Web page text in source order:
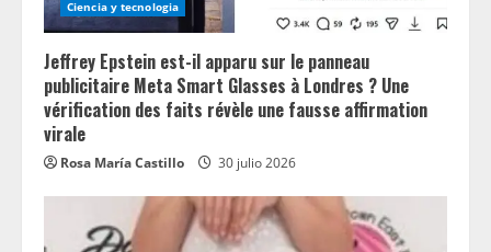
Ciencia y tecnologia
Jeffrey Epstein est-il apparu sur le panneau
publicitaire Meta Smart Glasses à Londres ? Une
vérification des faits révèle une fausse affirmation
virale
Rosa María Castillo 30 julio 2026